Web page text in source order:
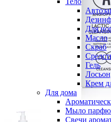
Для
Масло
Скраб
Гель
Крем
Для дома
Мыло
Свечи